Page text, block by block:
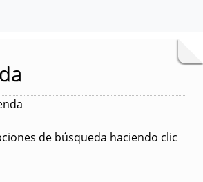
de búsqueda haciendo clic